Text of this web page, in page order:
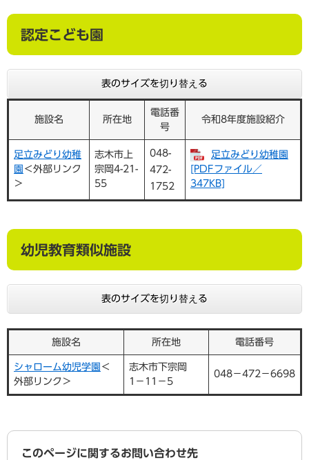
認定こども園
表のサイズを切り替える
施設名 所在地
電話番
号
令和8年度施設紹介
足立みどり幼稚
園 ＜外部リンク
＞
志木市上
宗岡4-21-
55
048-
472-
1752
足立みどり幼稚園
[PDFファイル／
347KB]
幼児教育類似施設
表のサイズを切り替える
施設名 所在地 電話番号
シャローム幼児学園 ＜
外部リンク＞
志木市下宗岡
1−11−5
048−472−6698
このページに関するお問い合わせ先